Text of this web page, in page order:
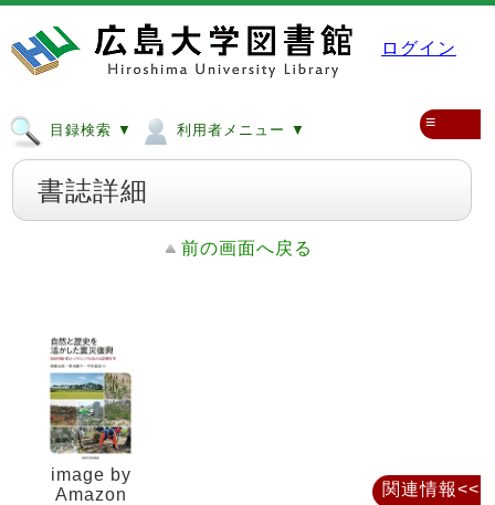
ログイン
目録検索 ▼ 利用者メニュー ▼ ≡
書誌詳細
前の画面へ戻る
image by
Amazon
関連情報<<